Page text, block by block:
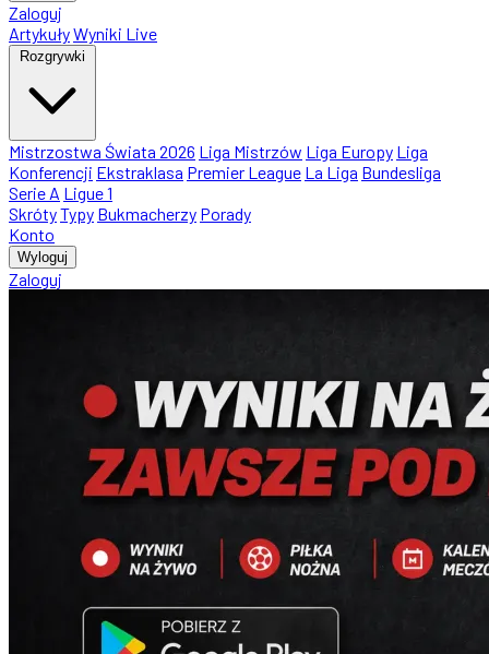
Zaloguj
ArtykułyWyniki Live
Rozgrywki
Mistrzostwa Świata 2026 Liga Mistrzów Liga Europy Liga
Konferencji Ekstraklasa Premier League La Liga Bundesliga
Serie A Ligue 1
SkrótyTypy Bukmacherzy Porady
Konto
Wyloguj
Zaloguj